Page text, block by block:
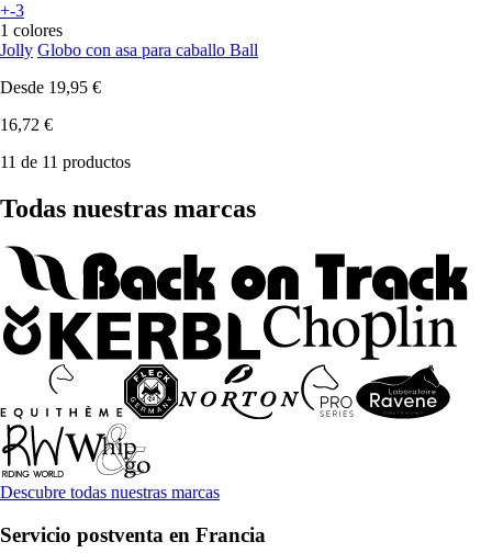
+-3
1 colores
Jolly Globo con asa para caballo Ball
Desde 19,95 €
16,72 €
11 de 11 productos
Todas nuestras marcas
Descubre todas nuestras marcas
Servicio postventa en Francia